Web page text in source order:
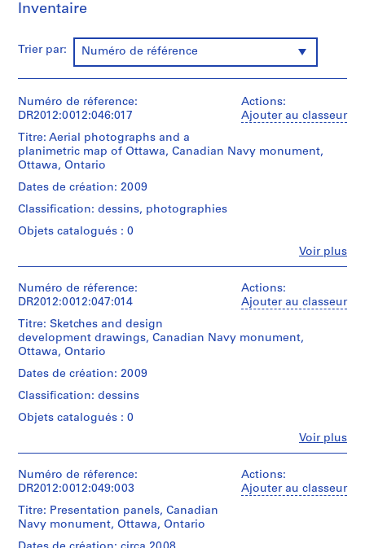
:
d
e
n
t
i
f
i
e
p
o
j
e
c
t
s
,
1
6
-
2
0
1
2
AP041.S1.1950.D1
Inventaire
Trier par: Numéro de référence
Actions:
Ajouter au classeur
Voir plus
Numéro de réference:
DR2012:0012:046:017
Titre: Aerial photographs and a
planimetric map of Ottawa, Canadian Navy monument,
Ottawa, Ontario
Dates de création: 2009
Classification: dessins, photographies
Objets catalogués : 0
institutions:
Melvin
(archive
creator)
Description:
aerial
photographs
planimetric
map
of
Ontario.
The
map,
Actions:
Ajouter au classeur
Voir plus
Numéro de réference:
DR2012:0012:047:014
Titre: Sketches and design
development drawings, Canadian Navy monument,
Ottawa, Ontario
Dates de création: 2009
Classification: dessins
Objets catalogués : 0
institutions:
Melvin
(archive
creator)
Actions:
Ajouter au classeur
Numéro de réference:
DR2012:0012:049:003
Titre: Presentation panels, Canadian
Navy monument, Ottawa, Ontario